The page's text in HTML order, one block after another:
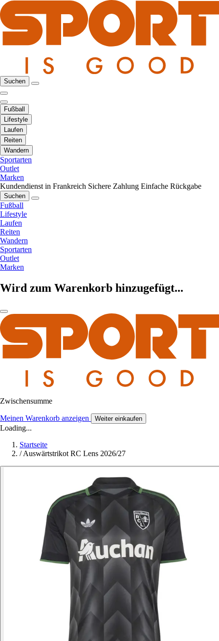
Suchen
Fußball
Lifestyle
Laufen
Reiten
Wandern
Sportarten
Outlet
Marken
Kundendienst in Frankreich Sichere Zahlung Einfache Rückgabe
Suchen
Fußball
Lifestyle
Laufen
Reiten
Wandern
Sportarten
Outlet
Marken
Wird zum Warenkorb hinzugefügt...
Zwischensumme
Meinen Warenkorb anzeigen Weiter einkaufen
Loading...
Startseite
/Auswärtstrikot RC Lens 2026/27